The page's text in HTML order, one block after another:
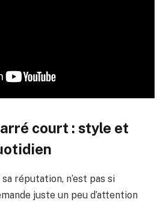
court : style et
réputation, n’est pas si
juste un peu d’attention